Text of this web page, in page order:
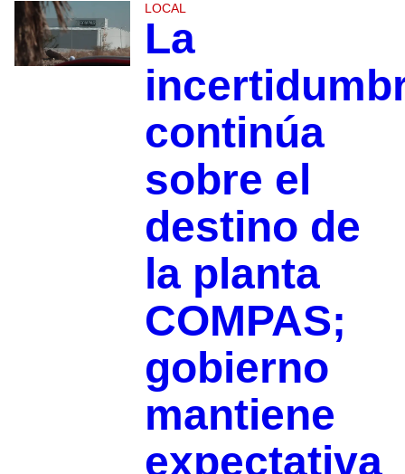
LOCAL
La
continúa
sobre el
destino de
la planta
COMPAS;
gobierno
mantiene
expectativa